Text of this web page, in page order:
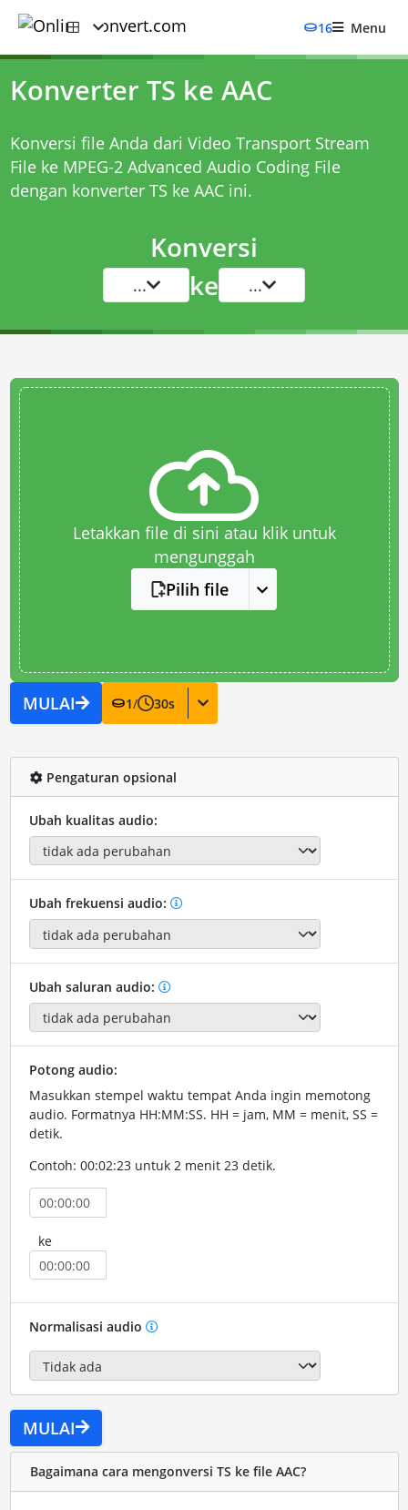
16 Menu
Konverter TS ke AAC
Konversi file Anda dari Video Transport Stream
File ke MPEG-2 Advanced Audio Coding File
dengan konverter TS ke AACini.
Konversi
... ke ...
Letakkan file di sini atau klik untuk
mengunggah
Pilih file
MULAI 1/ 30s
Pengaturan opsional
Ubah kualitas audio:
Ubah frekuensi audio:
Ubah saluran audio:
Potong audio:
Masukkan stempel waktu tempat Anda ingin memotong
audio. Formatnya HH:MM:SS. HH = jam, MM = menit, SS =
detik.
Contoh: 00:02:23 untuk 2 menit 23 detik.
ke
Normalisasi audio
MULAI
Bagaimana cara mengonversi TS ke file AAC?